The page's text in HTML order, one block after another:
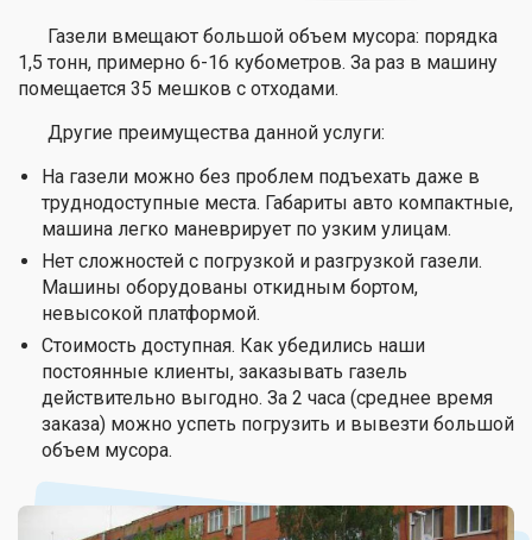
Газели вмещают большой объем мусора: порядка
1,5 тонн, примерно 6-16 кубометров. За раз в машину
помещается 35 мешков с отходами.
Другие преимущества данной услуги:
На газели можно без проблем подъехать даже в
труднодоступные места. Габариты авто компактные,
машина легко маневрирует по узким улицам.
Нет сложностей с погрузкой и разгрузкой газели.
Машины оборудованы откидным бортом,
невысокой платформой.
Стоимость доступная. Как убедились наши
постоянные клиенты, заказывать газель
действительно выгодно. За 2 часа (среднее время
заказа) можно успеть погрузить и вывезти большой
объем мусора.